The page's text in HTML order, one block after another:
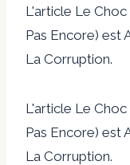
L'article Le
Pas Encore) est
La Corruption.
L'article Le
Pas Encore) est
La Corruption.